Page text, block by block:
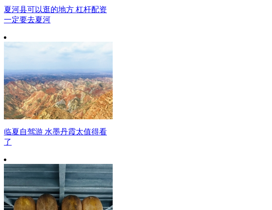
夏河县可以逛的地方 杠杆配资
一定要去夏河
临夏自驾游 水墨丹霞太值得看
了